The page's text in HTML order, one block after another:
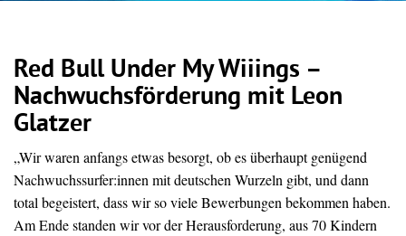
Red Bull Under My Wiiings –
Nachwuchsförderung mit Leon
Glatzer
„Wir waren anfangs etwas besorgt, ob es überhaupt genügend
Nachwuchssurfer:innen mit deutschen Wurzeln gibt, und dann
total begeistert, dass wir so viele Bewerbungen bekommen haben.
Am Ende standen wir vor der Herausforderung, aus 70 Kindern